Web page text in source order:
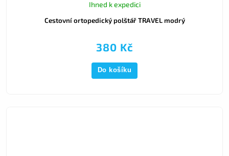
Cestovní ortopedický polštář TRAVEL modrý
Ihned k expedici
380 Kč
Do košíku